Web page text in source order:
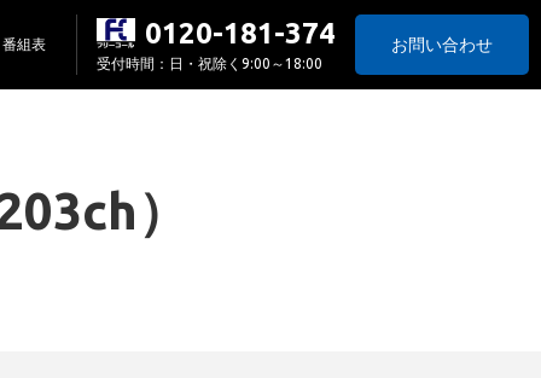
番組表 0120-181-374
受付時間：日・祝除く9:00～18:00
お問い合わせ
）